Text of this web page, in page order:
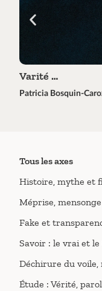
Varité …
Patricia Bosquin-
Tous les axes
Histoire, mythe et
Méprise,
Fake et
Savoir : le vrai et le
Déchirure du
Étude : Vérité,